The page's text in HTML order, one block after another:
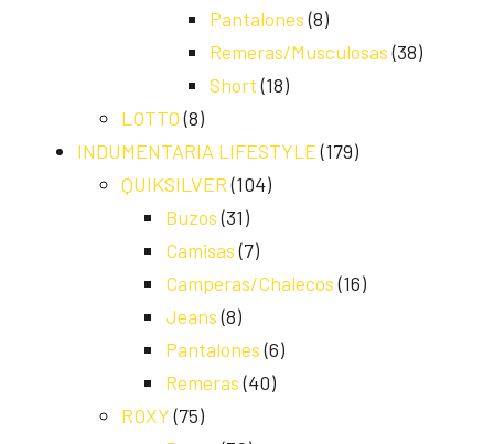
Pantalones (8)
Remeras/Musculosas (38)
Short (18)
LOTTO (8)
INDUMENTARIA LIFESTYLE (179)
QUIKSILVER (104)
Buzos (31)
Camisas (7)
Camperas/Chalecos (16)
Jeans (8)
Pantalones (6)
Remeras (40)
ROXY (75)